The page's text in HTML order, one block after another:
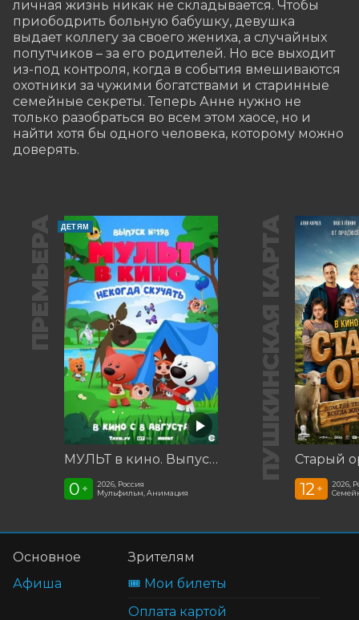
личная жизнь никак не складывается. Чтобы
приободрить больную бабушку, девушка
выдает коллегу за своего жениха, а случайных
попутчиков – за его родителей. Но все выходит
из-под контроля, когда в события вмешиваются
охотники за чужими богатствами и старинные
семейные секреты. Теперь Анне нужно не
только разобраться во всем этом хаосе, но и
найти хотя бы одного человека, которому можно
доверять.
ПРЕМЬЕРА ДЕТЯМ
МУЛЬТ в кино. Выпуск №198. Некогда скучать
0 +
2026, Россия
Мульфильм, Анимация
ПУШКИНСКАЯ КАРТА Старый
12 +
2026,
Основное
Афиша
Зрителям
🎟️ Мои билеты
Оплата картой